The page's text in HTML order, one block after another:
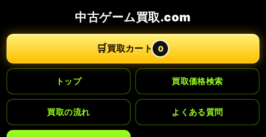
中古ゲーム買取.com
🛒買取カート 0
トップ 買取価格検索
買取の流れ よくある質問